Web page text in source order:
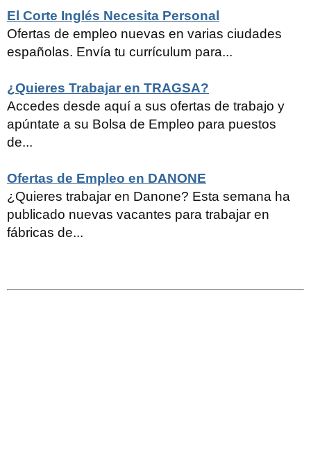
El Corte Inglés Necesita Personal
Ofertas de empleo nuevas en varias ciudades
españolas. Envía tu currículum para...
¿Quieres Trabajar en TRAGSA?
Accedes desde aquí a sus ofertas de trabajo y
apúntate a su Bolsa de Empleo para puestos
de...
Ofertas de Empleo en DANONE
¿Quieres trabajar en Danone? Esta semana ha
publicado nuevas vacantes para trabajar en
fábricas de...